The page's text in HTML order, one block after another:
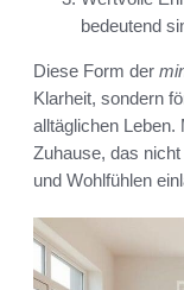
bedeutend
Diese Form der
Klarheit, sondern
alltäglichen Leben.
Zuhause, das
und Wohlfühlen